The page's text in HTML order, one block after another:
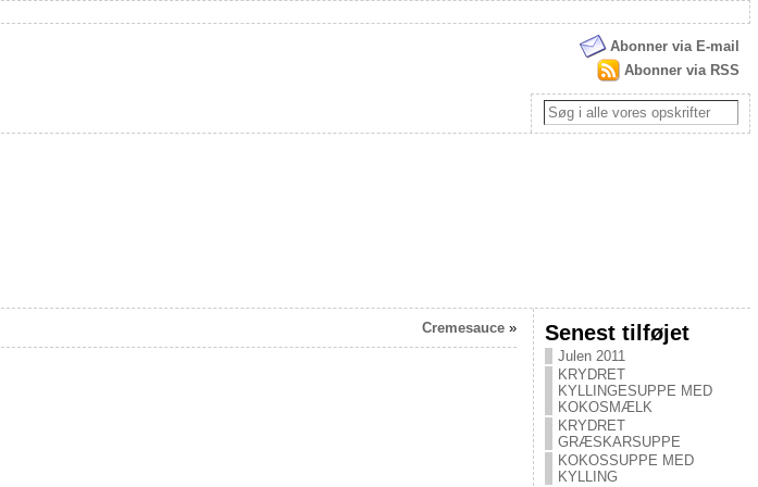
Abonner via E-mail
Abonner via RSS
Cremesauce» Senest tilføjet
Julen 2011
KRYDRET
KYLLINGESUPPE MED
KOKOSMÆLK
KRYDRET
GRÆSKARSUPPE
KOKOSSUPPE MED
KYLLING